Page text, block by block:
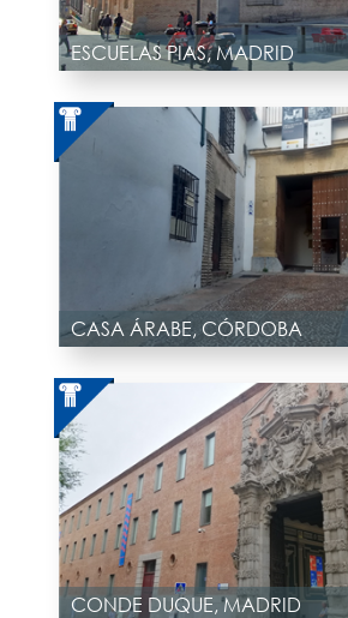
ESCUELAS PIAS, MADRID
CASA ÁRABE, CÓRDOBA
CONDE DUQUE, MADRID